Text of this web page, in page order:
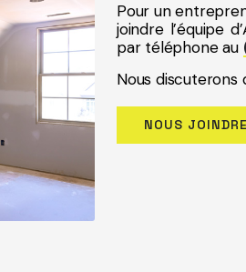
Pour un
joindre l’équipe
par téléphone au
Nous
NOUS JOINDRE